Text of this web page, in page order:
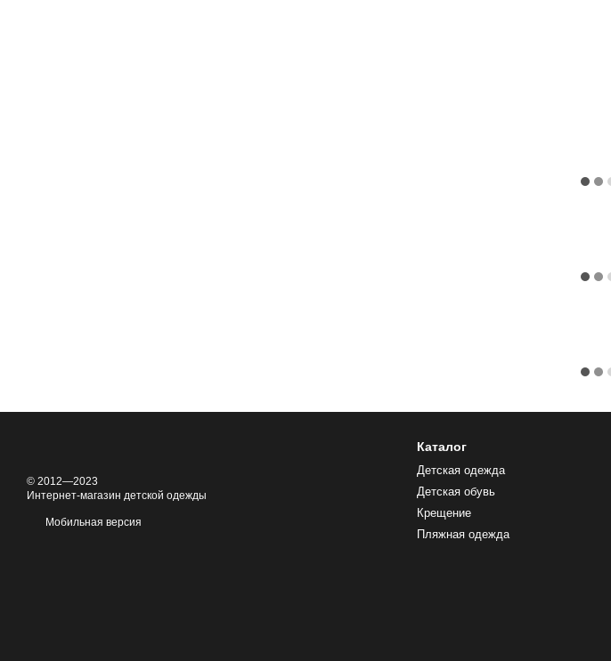
© 2012—2023
Интернет-магазин детской одежды
Мобильная версия
Каталог
Детская одежда
Детская обувь
Крещение
Пляжная одежда